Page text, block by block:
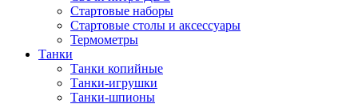
Стартовые наборы
Стартовые столы и аксессуары
Термометры
Танки
Танки копийные
Танки-игрушки
Танки-шпионы